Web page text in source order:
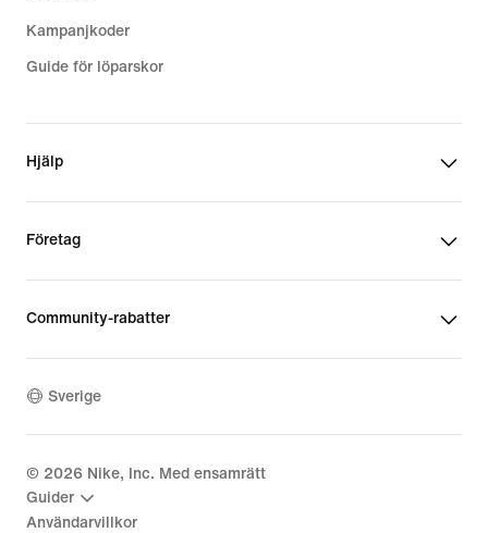
Kampanjkoder
Guide för löparskor
Hjälp
Företag
Community-rabatter
Sverige
© 2026 Nike, Inc. Med ensamrätt
Guider
Användarvillkor